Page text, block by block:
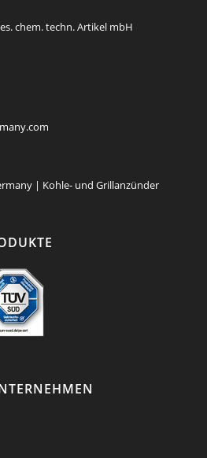
chem. techn. Artikel mbH
| Kohle- und Grillanzünder